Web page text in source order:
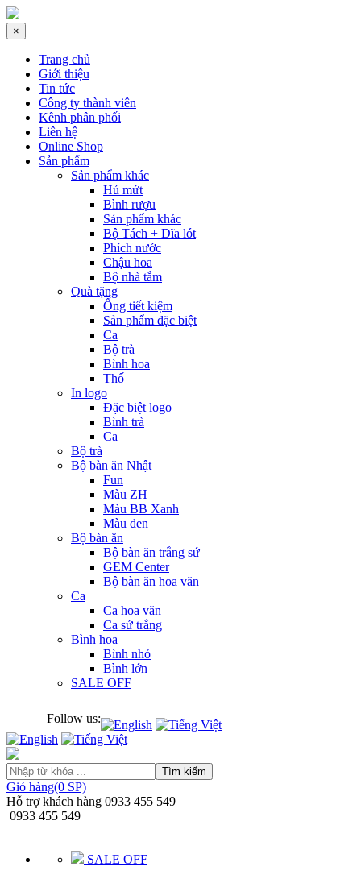
×
Trang chủ
Giới thiệu
Tin tức
Công ty thành viên
Kênh phân phối
Liên hệ
Online Shop
Sản phẩm
Sản phẩm khác
Hủ mứt
Bình rượu
Sản phẩm khác
Bộ Tách + Dĩa lót
Phích nước
Chậu hoa
Bộ nhà tắm
Quà tặng
Ống tiết kiệm
Sản phẩm đặc biệt
Ca
Bộ trà
Bình hoa
Thố
In logo
Đặc biệt logo
Bình trà
Ca
Bộ trà
Bộ bàn ăn Nhật
Fun
Màu ZH
Màu BB Xanh
Màu đen
Bộ bàn ăn
Bộ bàn ăn trắng sứ
GEM Center
Bộ bàn ăn hoa văn
Ca
Ca hoa văn
Ca sứ trắng
Bình hoa
Bình nhỏ
Bình lớn
SALE OFF
Follow us:
Tìm kiếm
Giỏ hàng(0 SP)
Hỗ trợ khách hàng 0933 455 549
0933 455 549
SALE OFF